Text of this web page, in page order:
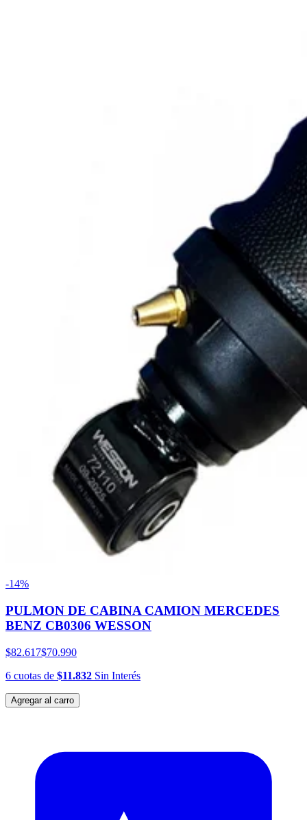
-14%
PULMON DE CABINA CAMION MERCEDES
BENZ CB0306 WESSON
$82.617$70.990
6 cuotas de $11.832 Sin Interés
Agregar al carro